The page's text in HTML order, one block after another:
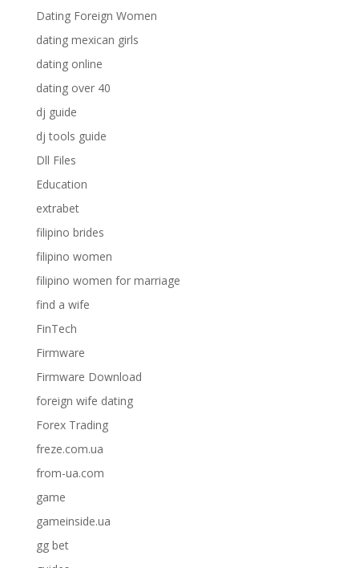
Dating Foreign Women
dating mexican girls
dating online
dating over 40
dj guide
dj tools guide
Dll Files
Education
extrabet
filipino brides
filipino women
filipino women for marriage
find a wife
FinTech
Firmware
Firmware Download
foreign wife dating
Forex Trading
freze.com.ua
from-ua.com
game
gameinside.ua
gg bet